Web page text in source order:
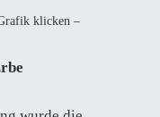
klicken –